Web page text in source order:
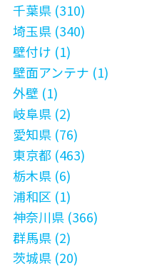
千葉県 (310)
埼玉県 (340)
壁付け (1)
壁面アンテナ (1)
外壁 (1)
岐阜県 (2)
愛知県 (76)
東京都 (463)
栃木県 (6)
浦和区 (1)
神奈川県 (366)
群馬県 (2)
茨城県 (20)